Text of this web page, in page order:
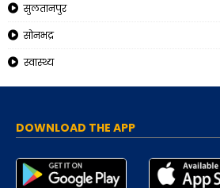
सुलतानपुर
सोनभद्र
स्वास्थ्य
DOWNLOAD THE APP